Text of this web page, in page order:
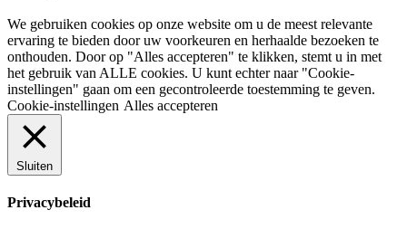
We gebruiken cookies op onze website om u de meest relevante
ervaring te bieden door uw voorkeuren en herhaalde bezoeken te
onthouden. Door op "Alles accepteren" te klikken, stemt u in met
het gebruik van ALLE cookies. U kunt echter naar "Cookie-
instellingen" gaan om een gecontroleerde toestemming te geven.
Cookie-instellingen Alles accepteren
Sluiten
Privacybeleid